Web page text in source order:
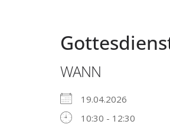
WANN
19.04.2026
10:30 - 12:30